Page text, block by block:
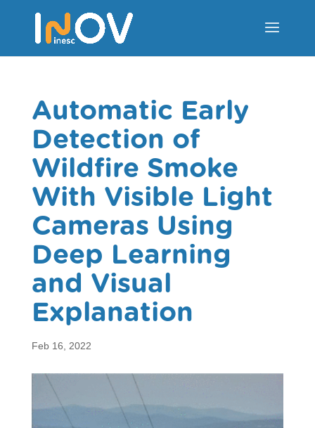
Automatic Early
Detection of
Wildfire Smoke
With Visible Light
Cameras Using
Deep Learning
and Visual
Explanation
Feb 16, 2022